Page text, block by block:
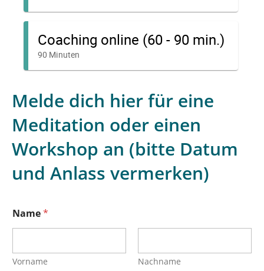
Melde dich hier für eine
Meditation oder einen
Workshop an (bitte Datum
und Anlass vermerken)
Name*
Vorname Nachname